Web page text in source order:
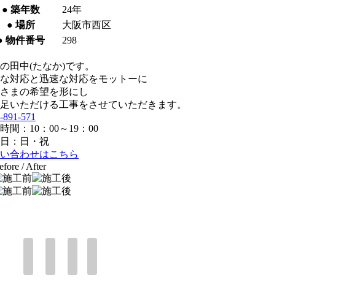
● 築年数
24年
● 場所
大阪市西区
物件番号
298
田中(たなか)です。
対応と迅速な対応をモットーに
まの希望を形にし
いただける工事をさせていただきます。
891-571
間：10：00～19：00
：日・祝
合わせはこちら
/ After